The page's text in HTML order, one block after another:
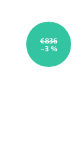
€836
–3 %